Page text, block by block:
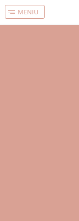
MENIU